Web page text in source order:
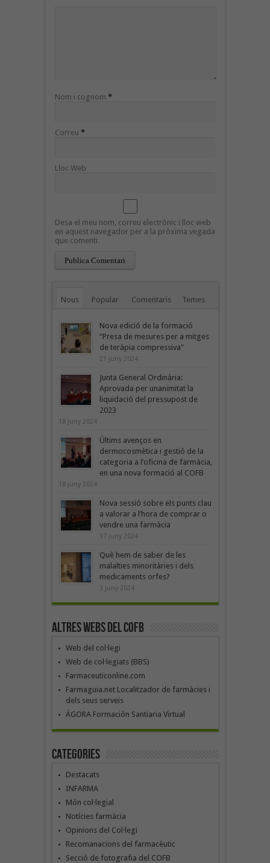
Nom i cognom *
Correu *
Lloc Web
Desa el meu nom, correu electrònic i lloc web
en aquest navegador per a la pròxima vegada
que comenti.
Nous Popular Comentaris Temes
Nova edició de la formació
“Presa de mesures per a mitges
de teràpia compressiva”
21 juny 2024
Junta General Ordinària:
Aprovada per unanimitat la
liquidació del pressupost de
2023
18 juny 2024
Últims avenços en
dermocosmètica i gestió de la
categoria a l’oficina de farmàcia,
en una nova formació al COFB
18 juny 2024
Nova sessió sobre els punts clau
a valorar a l’hora de comprar o
vendre una farmàcia
17 juny 2024
Què hem de saber de les
malalties minoritàries i dels
medicaments orfes?
3 juny 2024
Altres webs del COFB
Web del col·legi
Web de col·legiats (BBS)
Farmaceuticonline.com
Farmaguia.net Localitzador de farmàcies i
dels seus serveis
ÁGORA Formación Santiaria Virtual
Categories
Destacats
INFARMA
Món col·legial
Notícies farmàcia
Opinions del Col·legi
Recomanacions del farmacèutic
Secció de fotografia del COFB